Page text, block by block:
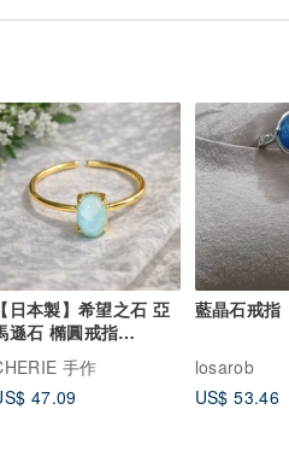
【日本製】希望之石 亞
遜石 橢圓戒指
自由尺寸 天
石 精緻戒指 抗過敏
手作
47.09
藍晶石戒指
losarob
US$ 53.46